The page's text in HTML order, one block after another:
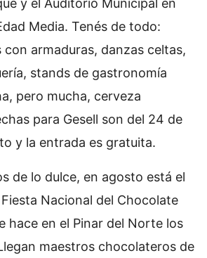
y el Auditorio Municipal en
Media. Tenés de todo:
con armaduras, danzas celtas,
stands de gastronomía
pero mucha, cerveza
para Gesell son del 24 de
y la entrada es gratuita.
de lo dulce, en agosto está el
Nacional del Chocolate
hace en el Pinar del Norte los
maestros chocolateros de